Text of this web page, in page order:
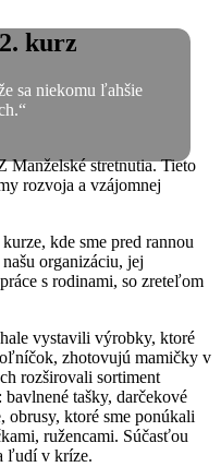
sa niekomu ľahšie
kurz
Manželské stretnutia. Tieto
rozvoja a vzájomnej
kde sme pred rannou
organizáciu, jej
s rodinami, so zreteľom
vystavili výrobky, ktoré
zhotovujú mamičky v
rozširovali sortiment
tašky, darčekové
obrusy, ktoré sme ponúkali
ružencami. Súčasťou
ľudí v kríze.